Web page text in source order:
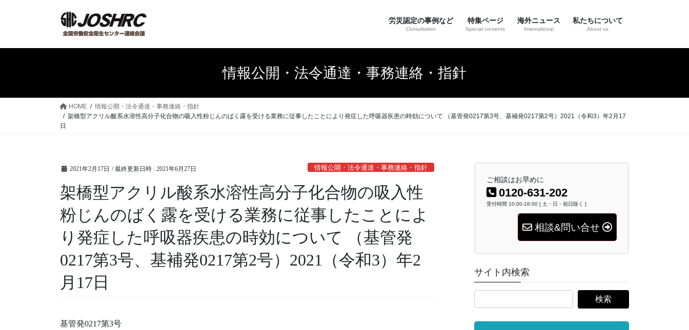
労災認定の事例など
Consultation
特集ページ
Special contents
海外ニュース
International
私たちについて
About us
情報公開・法令通達・事務連絡・指針
HOME
情報公開・法令通達・事務連絡・指針
架橋型アクリル酸系水溶性高分子化合物の吸入性粉じんのばく露を受ける業務に従事したことにより発症した呼吸器疾患の時効について （基管発0217第3号、基補発0217第2号）2021（令和3）年2月17
日
2021年2月17日 / 最終更新日時 : 2021年6月27日 情報公開・法令通達・事務連絡・指針
架橋型アクリル酸系水溶性高分子化合物の吸入性
粉じんのばく露を受ける業務に従事したことによ
り発症した呼吸器疾患の時効について （基管発
0217第3号、基補発0217第2号）2021（令和3）年2
月17日
基管発0217第3号
ご相談はお早めに
0120-631-202
受付時間 10:00-16:00 [ 土・日・祝日除く ]
相談&問い合せ
サイト内検索